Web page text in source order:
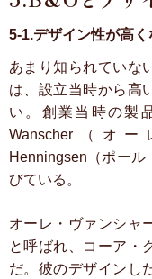
5-1.デザイン性が高く
あまり知られていな
は、設立当時から高
い。創業当時の製
Wanscher（オ
Henningsen（ポール
びている。
オーレ・ヴァンシャ
と呼ばれ、コーア・
だ。彼のデザインし